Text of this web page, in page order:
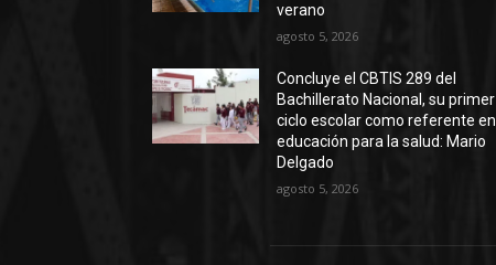
verano
agosto 5, 2026
Concluye el CBTIS 289 del
Bachillerato Nacional, su primer
ciclo escolar como referente en
educación para la salud: Mario
Delgado
agosto 5, 2026